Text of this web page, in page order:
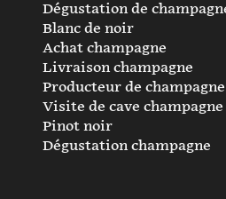
Dégustation de
Blanc de noir
Achat champagne
Livraison champagne
Producteur de champagne
Visite de cave champagne
Pinot noir
Dégustation champagne